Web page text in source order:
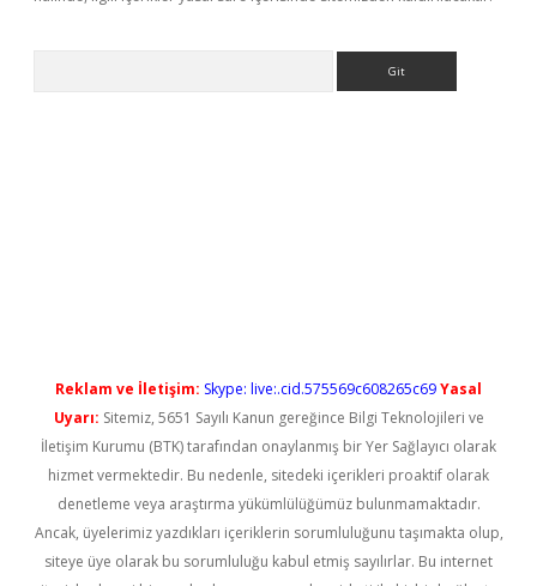
Reklam ve İletişim: Skype: live:.cid.575569c608265c69Yasal
Uyarı: Sitemiz, 5651 Sayılı Kanun gereğince Bilgi Teknolojileri ve
İletişim Kurumu (BTK) tarafından onaylanmış bir Yer Sağlayıcı olarak
hizmet vermektedir. Bu nedenle, sitedeki içerikleri proaktif olarak
denetleme veya araştırma yükümlülüğümüz bulunmamaktadır.
Ancak, üyelerimiz yazdıkları içeriklerin sorumluluğunu taşımakta olup,
siteye üye olarak bu sorumluluğu kabul etmiş sayılırlar. Bu internet